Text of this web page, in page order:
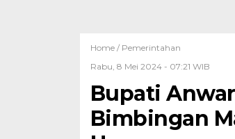
Home / Pemerintahan
Rabu, 8 Mei 2024 - 07:21 WIB
Bupati
Bimbingan